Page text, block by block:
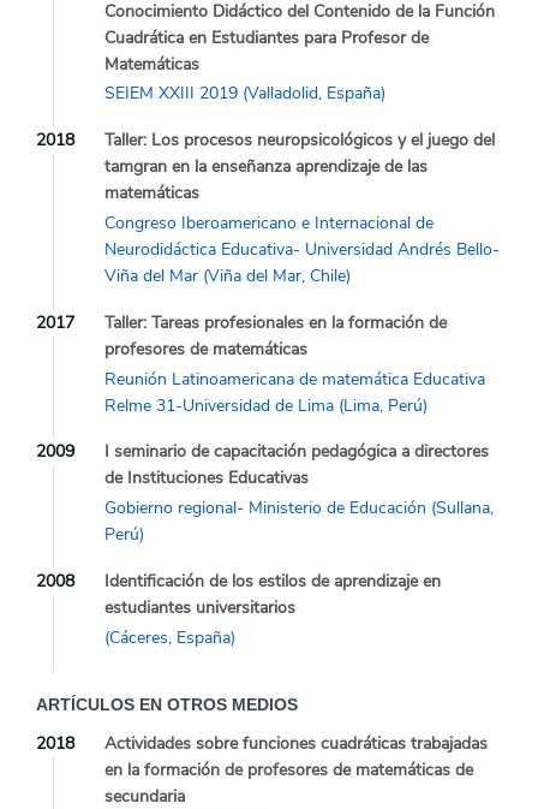
Conocimiento Didáctico del Contenido de la Función
Cuadrática en Estudiantes para Profesor de
Matemáticas
SEIEM XXIII 2019 (Valladolid, España)
2018
Taller: Los procesos neuropsicológicos y el juego del
tamgran en la enseñanza aprendizaje de las
matemáticas
Congreso Iberoamericano e Internacional de
Neurodidáctica Educativa- Universidad Andrés Bello-
Viña del Mar (Viña del Mar, Chile)
2017
Taller: Tareas profesionales en la formación de
profesores de matemáticas
Reunión Latinoamericana de matemática Educativa
Relme 31-Universidad de Lima (Lima, Perú)
2009
I seminario de capacitación pedagógica a directores
de Instituciones Educativas
Gobierno regional- Ministerio de Educación (Sullana,
Perú)
2008
Identificación de los estilos de aprendizaje en
estudiantes universitarios
(Cáceres, España)
ARTÍCULOS EN OTROS MEDIOS
2018
Actividades sobre funciones cuadráticas trabajadas
en la formación de profesores de matemáticas de
secundaria